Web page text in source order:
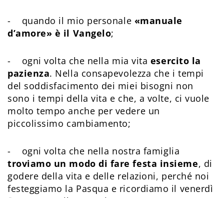
- quando il mio personale «manuale
d’amore» è il Vangelo;
- ogni volta che nella mia vita esercito la
pazienza. Nella consapevolezza che i tempi
del soddisfacimento dei miei bisogni non
sono i tempi della vita e che, a volte, ci vuole
molto tempo anche per vedere un
piccolissimo cambiamento;
- ogni volta che nella nostra famiglia
troviamo un modo di fare festa insieme, di
godere della vita e delle relazioni, perché noi
festeggiamo la Pasqua e ricordiamo il venerdì